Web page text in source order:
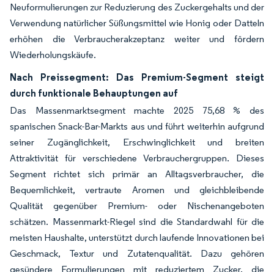
Neuformulierungen zur Reduzierung des Zuckergehalts und der
Verwendung natürlicher Süßungsmittel wie Honig oder Datteln
erhöhen die Verbraucherakzeptanz weiter und fördern
Wiederholungskäufe.
Nach Preissegment: Das Premium-Segment steigt
durch funktionale Behauptungen auf
Das Massenmarktsegment machte 2025 75,68 % des
spanischen Snack-Bar-Markts aus und führt weiterhin aufgrund
seiner Zugänglichkeit, Erschwinglichkeit und breiten
Attraktivität für verschiedene Verbrauchergruppen. Dieses
Segment richtet sich primär an Alltagsverbraucher, die
Bequemlichkeit, vertraute Aromen und gleichbleibende
Qualität gegenüber Premium- oder Nischenangeboten
schätzen. Massenmarkt-Riegel sind die Standardwahl für die
meisten Haushalte, unterstützt durch laufende Innovationen bei
Geschmack, Textur und Zutatenqualität. Dazu gehören
gesündere Formulierungen mit reduziertem Zucker, die